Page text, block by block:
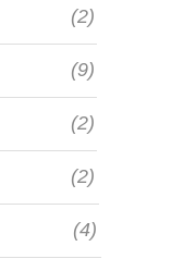
(2)
(9)
(2)
(2)
(4)